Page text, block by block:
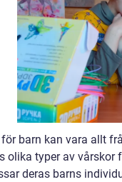
barn kan vara allt
olika typer av vårskor
deras barns